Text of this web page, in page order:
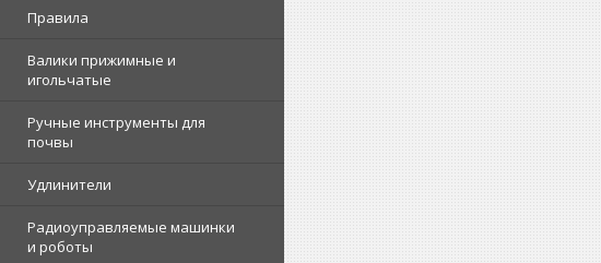
Правила
Валики прижимные и
игольчатые
Ручные инструменты для
почвы
Удлинители
Радиоуправляемые машинки
и роботы